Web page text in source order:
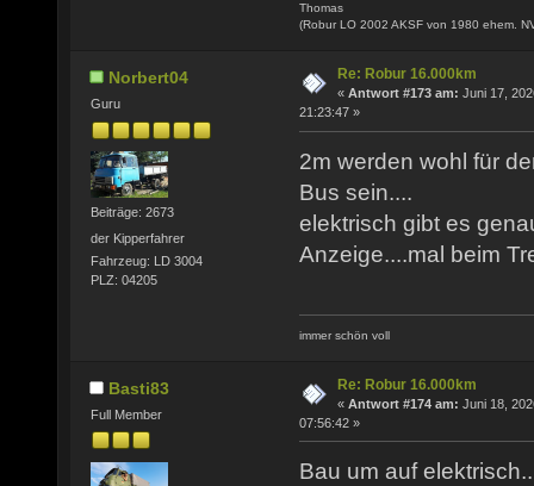
Thomas
(Robur LO 2002 AKSF von 1980 ehem.
Norbert04
Guru
Beiträge: 2673
der Kipperfahrer
Fahrzeug: LD 3004
PLZ: 04205
Re: Robur 16.000km
« Antwort #173 am: Juni 17,
21:23:47 »
2m werden wohl für
Bus sein....
elektrisch gibt es
Anzeige....mal beim
immer schön voll
Basti83
Full Member
Re: Robur 16.000km
« Antwort #174 am: Juni 18,
07:56:42 »
Bau um auf